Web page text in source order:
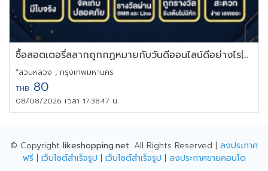
ซื้อลอตเตอรี่สลากถูกกฏหมายกับวันดีออนไลน์ดีอย่างไร|Vandee Online
*สวนหลวง , กรุงเทพมหานคร
THB 80
08/08/2026 เวลา 17:38:47 น.
© Copyright likeshopping.net. All Rights Reserved | ลงประกาศ
ฟรี| เว็บไซต์สำเร็จรูป | เว็บไซต์สำเร็จรูป | ลงประกาศขายคอนโด